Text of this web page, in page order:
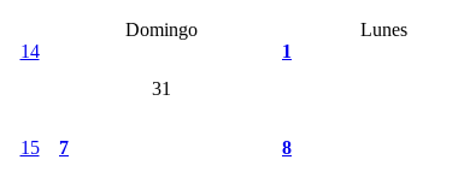
Domingo
Lunes
14
31
1
15 7 8